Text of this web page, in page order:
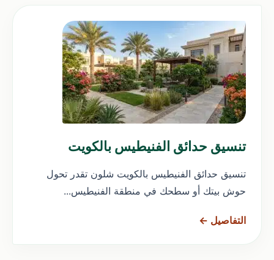
تنسيق حدائق الفنيطيس بالكويت
تنسيق حدائق الفنيطيس بالكويت شلون تقدر تحول
حوش بيتك أو سطحك في منطقة الفنيطيس...
التفاصيل ←